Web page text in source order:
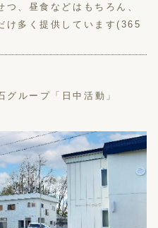
つ、昼食などはもちろん、
け多く提供しています(365